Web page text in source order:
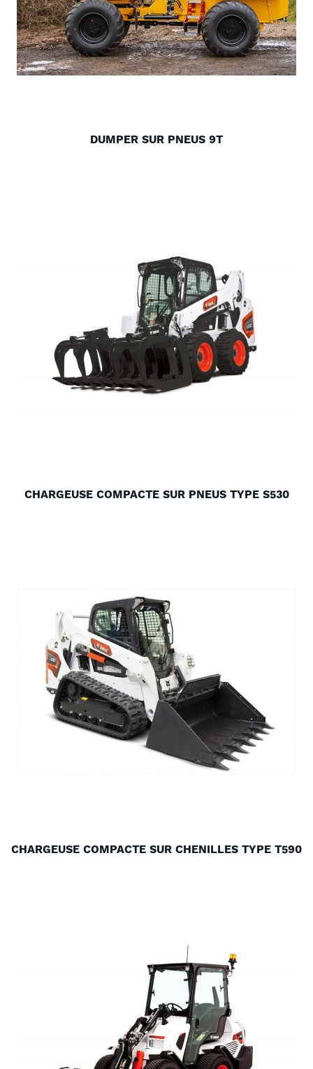
DUMPER SUR PNEUS 9T
CHARGEUSE COMPACTE SUR PNEUS TYPE S530
CHARGEUSE COMPACTE SUR CHENILLES TYPE T590